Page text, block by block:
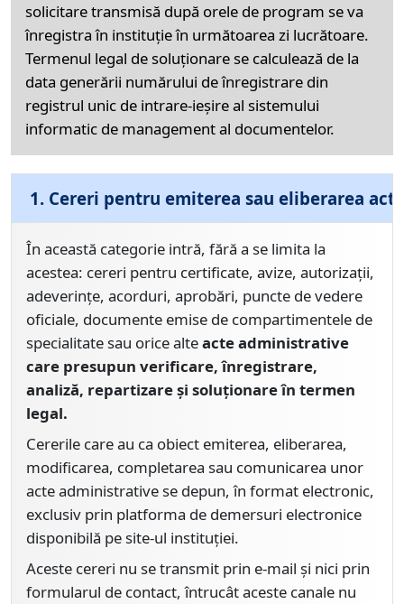
solicitare transmisă după orele de program se va
înregistra în instituție în următoarea zi lucrătoare.
Termenul legal de soluționare se calculează de la
data generării numărului de înregistrare din
registrul unic de intrare-ieșire al sistemului
informatic de management al documentelor.
1. Cereri pentru emiterea sau eliberarea
În această categorie intră, fără a se limita la
acestea: cereri pentru certificate, avize, autorizații,
adeverințe, acorduri, aprobări, puncte de vedere
oficiale, documente emise de compartimentele de
specialitate sau orice alteacte administrative
care presupun verificare, înregistrare,
analiză, repartizare și soluționare în termen
legal.
Cererile care au ca obiect emiterea, eliberarea,
modificarea, completarea sau comunicarea unor
acte administrative se depun, în format electronic,
exclusiv prin platforma de demersuri electronice
disponibilă pe site-ul instituției.
Aceste cereri nu se transmit prin e-mail și nici prin
formularul de contact, întrucât aceste canale nu